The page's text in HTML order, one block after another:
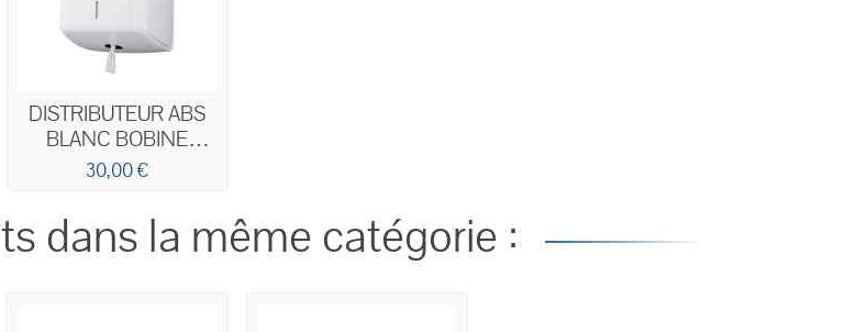
DISTRIBUTEUR ABS
BLANC BOBINE
DEVIDAGE CENTRAL
30,00 €
dans la même catégorie :